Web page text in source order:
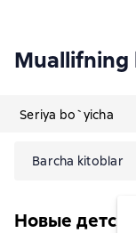
Muallifning
Seriya bo`yicha
Barcha kitoblar
Новые